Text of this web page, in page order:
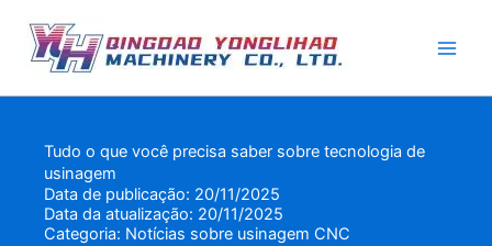
para
conteúdo
Tudo o que você precisa saber sobre tecnologia de
usinagem
Data de publicação: 20/11/2025
Data da atualização: 20/11/2025
Categoria: Notícias sobre usinagem CNC